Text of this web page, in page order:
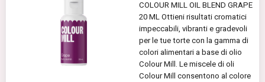
COLOUR MILL OIL BLEND GRAPE
20 ML Ottieni risultati cromatici
impeccabili, vibranti e gradevoli
per le tue torte con la gamma di
colori alimentari a base di olio
Colour Mill. Le miscele di oli
Colour Mill consentono al colore